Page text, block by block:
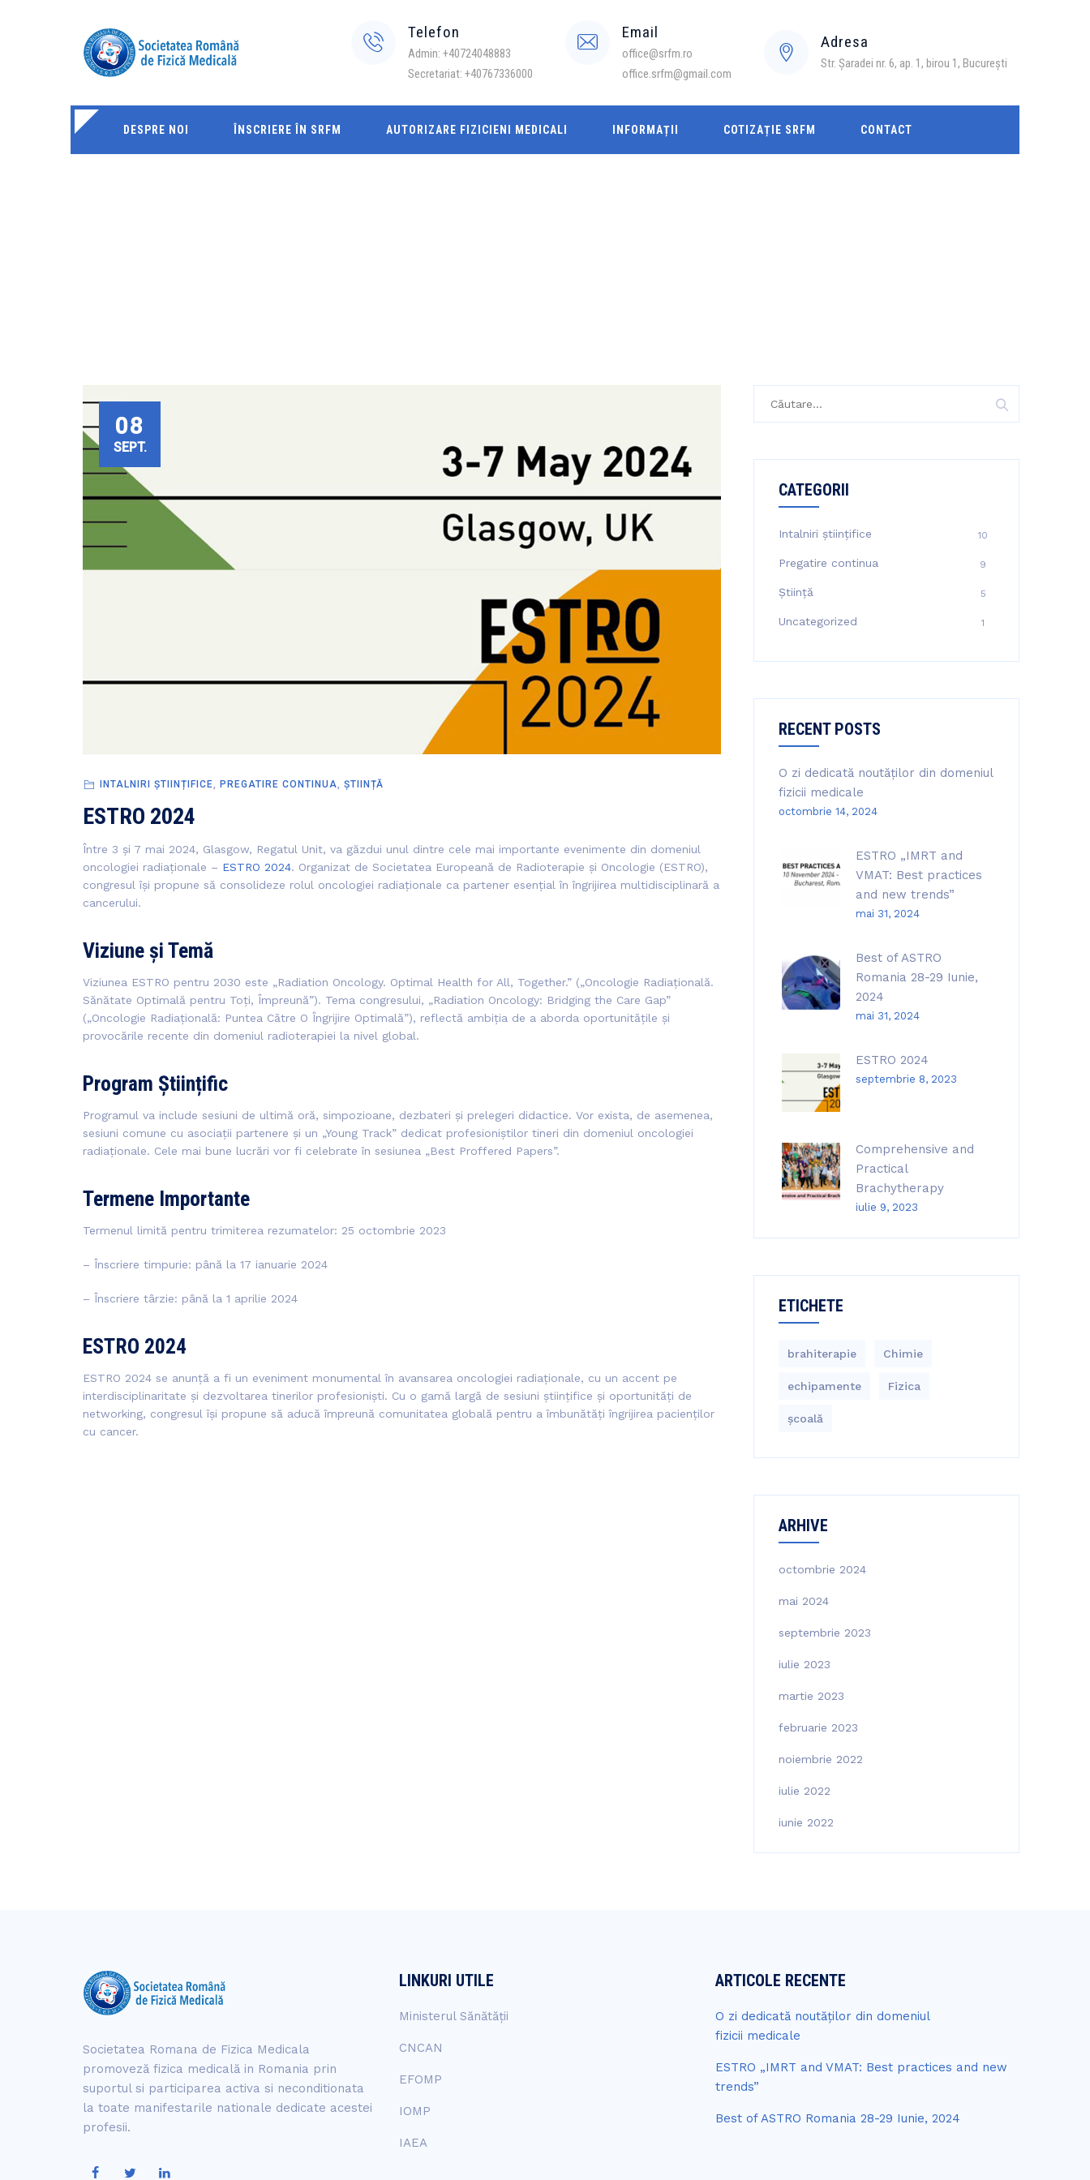
Telefon
Admin: +40724048883
Secretariat: +40767336000
Email
office@srfm.ro
office.srfm@gmail.com
Adresa
Str. Șaradei nr. 6, ap. 1, birou 1, București
DESPRE NOI ÎNSCRIERE ÎN SRFM AUTORIZARE FIZICIENI MEDICALI INFORMAȚII COTIZAȚIE SRFM CONTACT
08
SEPT.
INTALNIRI ȘTIINȚIFICE PREGATIRE CONTINUA ȘTIINȚĂ
ESTRO 2024
Între 3 și 7 mai 2024, Glasgow, Regatul Unit, va găzdui unul dintre cele mai importante evenimente din domeniul
oncologiei radiaționale – ESTRO 2024. Organizat de Societatea Europeană de Radioterapie și Oncologie (ESTRO),
congresul își propune să consolideze rolul oncologiei radiaționale ca partener esențial în îngrijirea multidisciplinară a
cancerului.
Viziune și Temă
Viziunea ESTRO pentru 2030 este „Radiation Oncology. Optimal Health for All, Together.” („Oncologie Radiațională.
Sănătate Optimală pentru Toți, Împreună”). Tema congresului, „Radiation Oncology: Bridging the Care Gap”
(„Oncologie Radiațională: Puntea Către O Îngrijire Optimală”), reflectă ambiția de a aborda oportunitățile și
provocările recente din domeniul radioterapiei la nivel global.
Program Științific
Programul va include sesiuni de ultimă oră, simpozioane, dezbateri și prelegeri didactice. Vor exista, de asemenea,
sesiuni comune cu asociații partenere și un „Young Track” dedicat profesioniștilor tineri din domeniul oncologiei
radiaționale. Cele mai bune lucrări vor fi celebrate în sesiunea „Best Proffered Papers”.
Termene Importante
Termenul limită pentru trimiterea rezumatelor: 25 octombrie 2023
– Înscriere timpurie: până la 17 ianuarie 2024
– Înscriere târzie: până la 1 aprilie 2024
ESTRO 2024
ESTRO 2024 se anunță a fi un eveniment monumental în avansarea oncologiei radiaționale, cu un accent pe
interdisciplinaritate și dezvoltarea tinerilor profesioniști. Cu o gamă largă de sesiuni științifice și oportunități de
networking, congresul își propune să aducă împreună comunitatea globală pentru a îmbunătăți îngrijirea pacienților
cu cancer.
CATEGORII
Intalniri științifice 10
Pregatire continua 9
Știință 5
Uncategorized 1
RECENT POSTS
O zi dedicată noutăților din domeniul
fizicii medicale
octombrie 14, 2024
ESTRO „IMRT and
VMAT: Best practices
and new trends”
mai 31, 2024
Best of ASTRO
Romania 28-29 Iunie,
2024
mai 31, 2024
ESTRO 2024
septembrie 8, 2023
Comprehensive and
Practical
Brachytherapy
iulie 9, 2023
ETICHETE
brahiterapie Chimie
echipamente Fizica
școală
ARHIVE
octombrie 2024
mai 2024
septembrie 2023
iulie 2023
martie 2023
februarie 2023
noiembrie 2022
iulie 2022
iunie 2022
Societatea Romana de Fizica Medicala
promoveză fizica medicală in Romania prin
suportul si participarea activa si neconditionata
la toate manifestarile nationale dedicate acestei
profesii.
LINKURI UTILE
Ministerul Sănătății
CNCAN
EFOMP
IOMP
IAEA
ARTICOLE RECENTE
O zi dedicată noutăților din domeniul
fizicii medicale
ESTRO „IMRT and VMAT: Best practices and new
trends”
Best of ASTRO Romania 28-29 Iunie, 2024